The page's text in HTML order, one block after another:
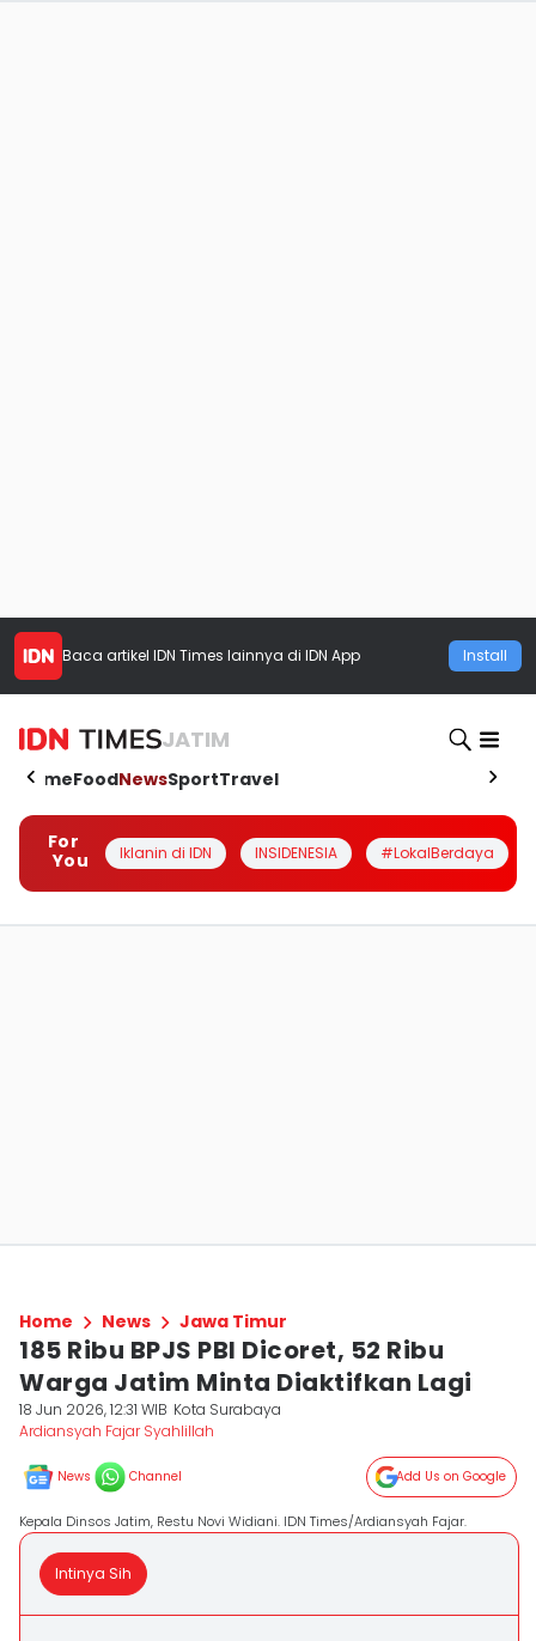
Baca artikel IDN Times lainnya di IDN App Install
JATIM
HomeFoodNewsSportTravel
For
You
Iklanin di IDN INSIDENESIA #LokalBerdaya
Home News Jawa Timur
185 Ribu BPJS PBI Dicoret, 52 Ribu
Warga Jatim Minta Diaktifkan Lagi
18 Jun 2026, 12:31 WIB Kota Surabaya
Ardiansyah Fajar Syahlillah
News Channel Add Us on Google
Kepala Dinsos Jatim, Restu Novi Widiani. IDN Times/Ardiansyah Fajar.
Intinya Sih